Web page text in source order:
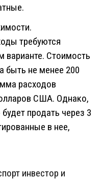
требуются
варианте. Стоимость
быть не менее 200
расходов
США. Однако,
продать через 3
в нее,
инвестор и